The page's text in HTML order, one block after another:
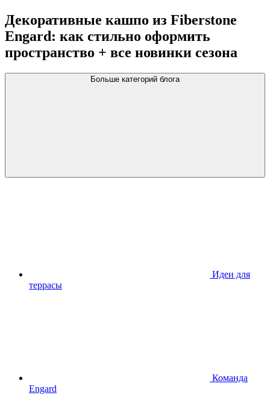
Декоративные кашпо из Fiberstone
Engard: как стильно оформить
пространство + все новинки сезона
Больше категорий блога
Идеи для
террасы
Команда
Engard